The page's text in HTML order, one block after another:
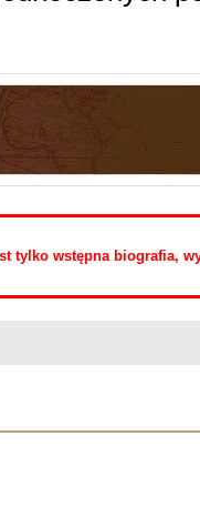
tylko wstępna biografia,